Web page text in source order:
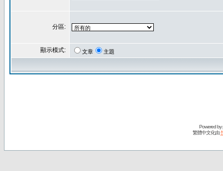
分區:
顯示模式: 文章 主題
Powered by
繁體中文化由